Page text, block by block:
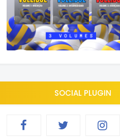
SOCIAL PLUGIN